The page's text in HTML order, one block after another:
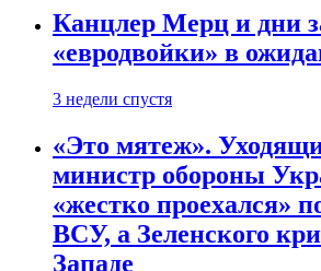
Канцлер Мерц и дни
«евродвойки» в
3 недели спустя
«Это мятеж».
министр обороны
«жестко проехался»
ВСУ, а Зеленского
Западе